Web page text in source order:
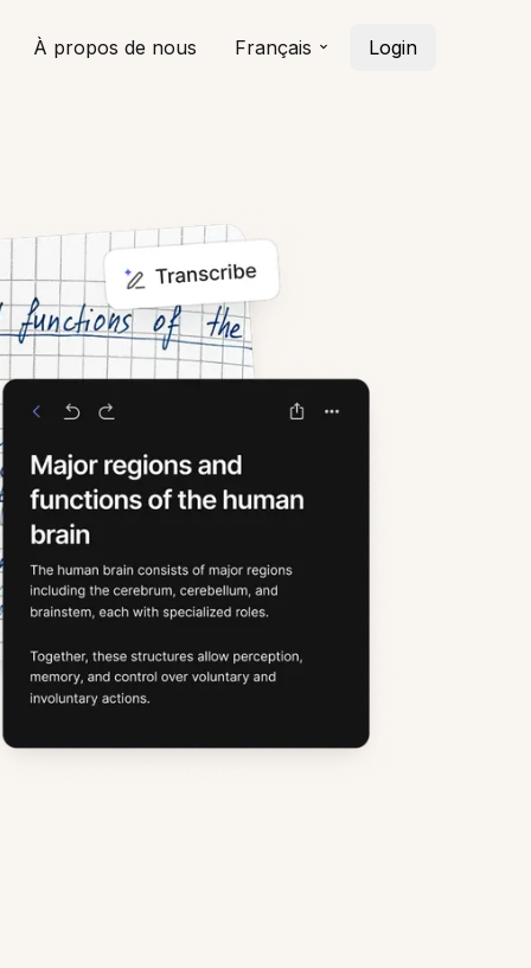
À propos de nous Français Login